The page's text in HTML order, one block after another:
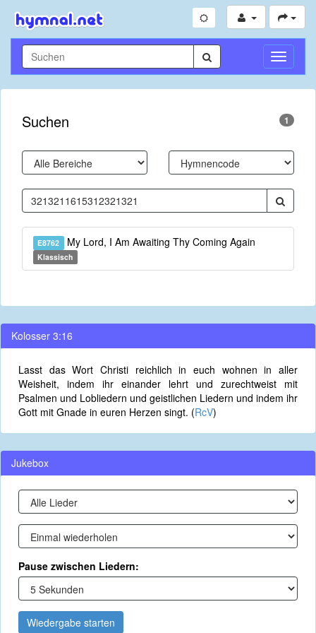
Suchen 1
E8762 My Lord, I Am Awaiting Thy Coming Again
Klassisch
Kolosser 3:16
Lasst das Wort Christi reichlich in euch wohnen in aller
Weisheit, indem ihr einander lehrt und zurechtweist mit
Psalmen und Lobliedern und geistlichen Liedern und indem ihr
Gott mit Gnade in euren Herzen singt. (RcV)
Jukebox
Pause zwischen Liedern:
Wiedergabe starten